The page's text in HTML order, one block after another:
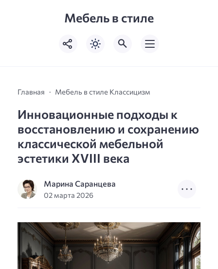
Мебель в стиле
Главная Мебель в стиле Классицизм
Инновационные подходы к
восстановлению и сохранению
классической мебельной
эстетики XVIII века
Марина Саранцева
02 марта 2026